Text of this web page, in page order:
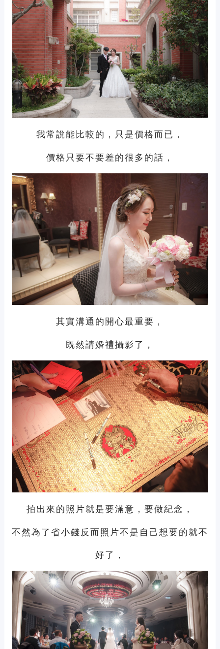
我常說能比較的，只是價格而已，
價格只要不要差的很多的話，
其實溝通的開心最重要，
既然請婚禮攝影了，
拍出來的照片就是要滿意，要做紀念，
不然為了省小錢反而照片不是自己想要的就不
好了，